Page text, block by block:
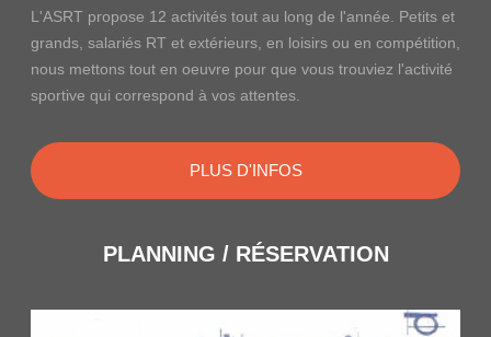
L'ASRT propose 12 activités tout au long de l'année. Petits et
grands, salariés RT et extérieurs, en loisirs ou en compétition,
nous mettons tout en oeuvre pour que vous trouviez l'activité
sportive qui correspond à vos attentes.
PLUS D'INFOS
PLANNING / RÉSERVATION